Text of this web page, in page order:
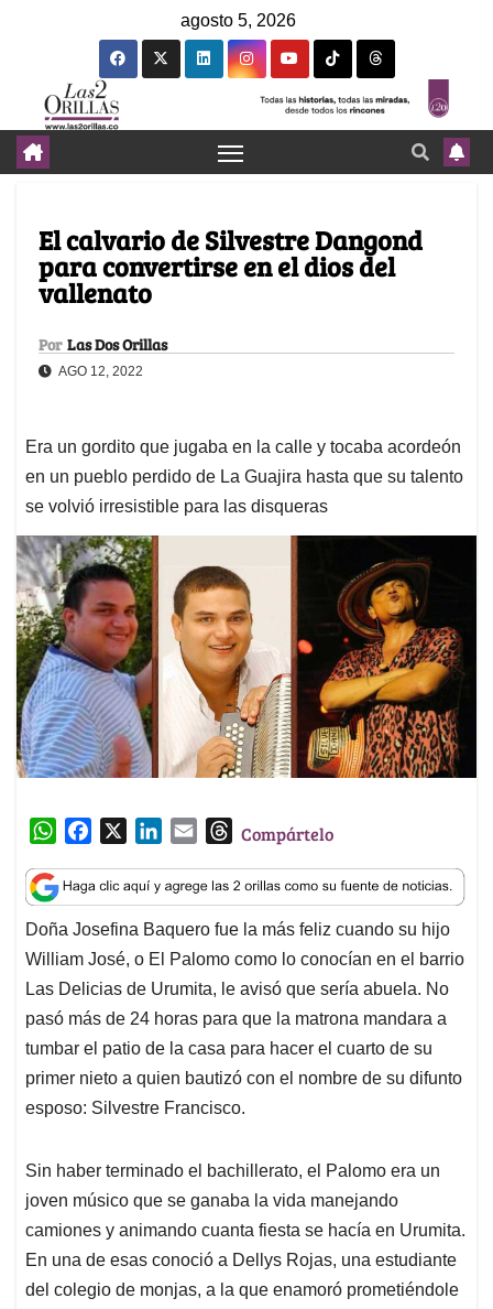
agosto 5, 2026
El calvario de Silvestre Dangond
para convertirse en el dios del
vallenato
Por Las Dos Orillas
AGO 12, 2022
Era un gordito que jugaba en la calle y tocaba acordeón
en un pueblo perdido de La Guajira hasta que su talento
se volvió irresistible para las disqueras
W
a
t
s
A
p
p
c
e
b
o
o
k
n
k
e
d
I
n
a
i
l
T
r
e
a
d
s
Compártelo
Doña Josefina Baquero fue la más feliz cuando su hijo
William José, o El Palomo como lo conocían en el barrio
Las Delicias de Urumita, le avisó que sería abuela. No
pasó más de 24 horas para que la matrona mandara a
tumbar el patio de la casa para hacer el cuarto de su
primer nieto a quien bautizó con el nombre de su difunto
esposo: Silvestre Francisco.
Sin haber terminado el bachillerato, el Palomo era un
joven músico que se ganaba la vida manejando
camiones y animando cuanta fiesta se hacía en Urumita.
En una de esas conoció a Dellys Rojas, una estudiante
del colegio de monjas, a la que enamoró prometiéndole